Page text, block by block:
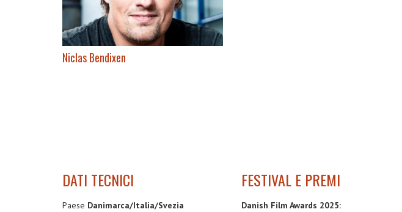
Niclas Bendixen
DATI TECNICI
Paese Danimarca/Italia/Svezia
FESTIVAL E PREMI
Danish Film Awards 2025: